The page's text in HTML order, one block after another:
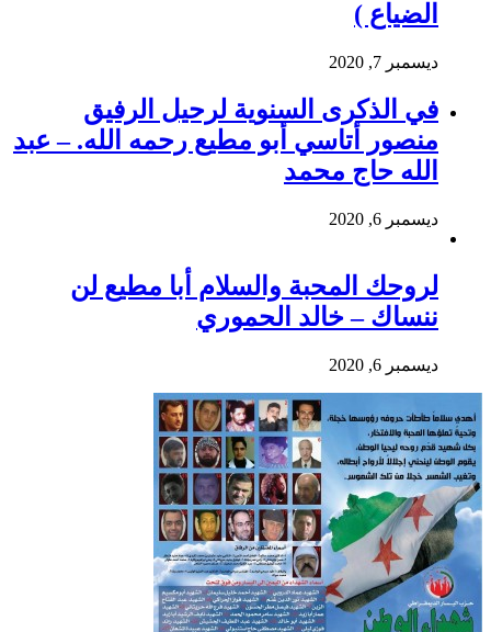
الضياع )
ديسمبر 7, 2020
في الذكرى السنوية لرحيل الرفيق
منصور أتاسي أبو مطيع رحمه الله. – عبد
الله حاج محمد
ديسمبر 6, 2020
لروحك المحبة والسلام أبا مطيع لن
ننساك – خالد الحموري
ديسمبر 6, 2020